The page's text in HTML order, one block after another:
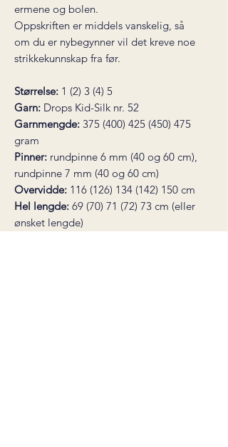
ermene og bolen.
Oppskriften er middels vanskelig, så
om du er nybegynner vil det kreve noe
strikkekunnskap fra før.
Størrelse: 1 (2) 3 (4) 5
Garn: Drops Kid-Silk nr. 52
Garnmengde: 375 (400) 425 (450) 475
gram
Pinner: rundpinne 6 mm (40 og 60 cm),
rundpinne 7 mm (40 og 60 cm)
Overvidde: 116 (126) 134 (142) 150 cm
Hel lengde: 69 (70) 71 (72) 73 cm (eller
ønsket lengde)